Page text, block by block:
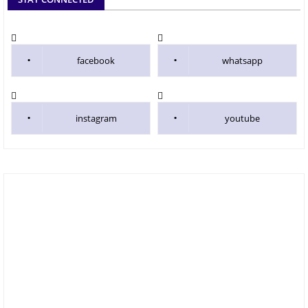
facebook whatsapp
instagram youtube